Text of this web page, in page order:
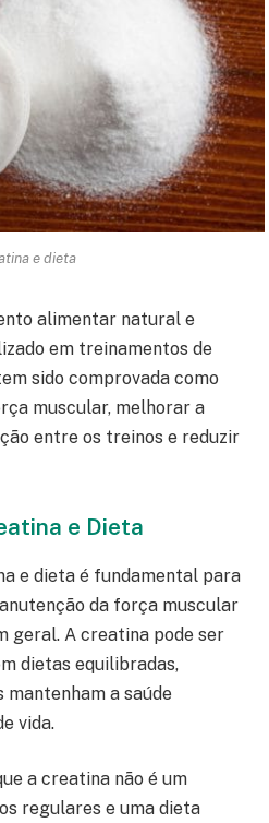
e dieta
alimentar natural e
em treinamentos de
sido comprovada como
muscular, melhorar a
entre os treinos e reduzir
e Dieta
e dieta é fundamental para
da força muscular
geral. A creatina pode ser
dietas equilibradas,
mantenham a saúde
vida.
a creatina não é um
regulares e uma dieta